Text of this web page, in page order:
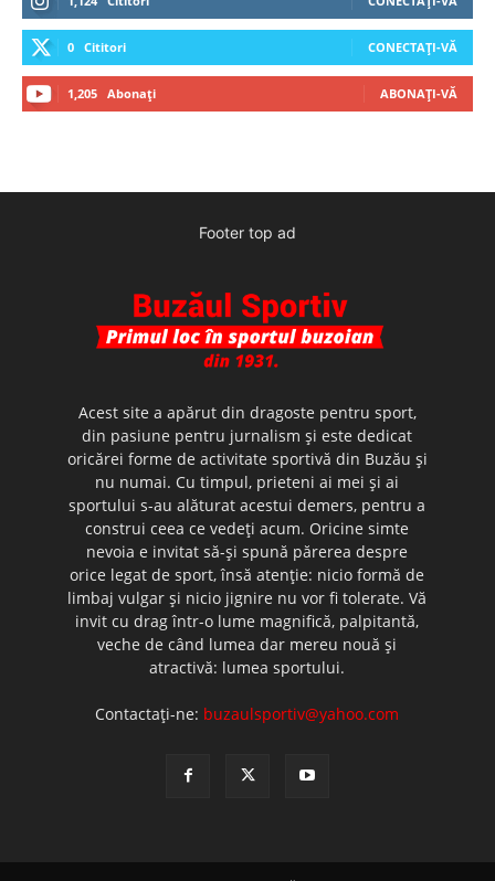
0 Cititori CONECTAȚI-VĂ
1,205 Abonați ABONAȚI-VĂ
Footer top ad
Acest site a apărut din dragoste pentru sport,
din pasiune pentru jurnalism şi este dedicat
oricărei forme de activitate sportivă din Buzău şi
nu numai. Cu timpul, prieteni ai mei şi ai
sportului s-au alăturat acestui demers, pentru a
construi ceea ce vedeţi acum. Oricine simte
nevoia e invitat să-şi spună părerea despre
orice legat de sport, însă atenţie: nicio formă de
limbaj vulgar şi nicio jignire nu vor fi tolerate. Vă
invit cu drag într-o lume magnifică, palpitantă,
veche de când lumea dar mereu nouă şi
atractivă: lumea sportului.
Contactați-ne: buzaulsportiv@yahoo.com